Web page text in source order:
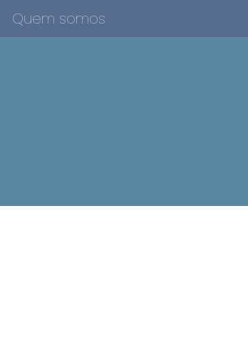
Quem somos